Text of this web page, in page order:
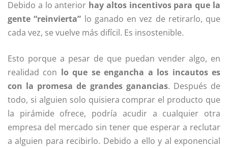
Debido a lo anterior hay altos incentivos para que la
gente “reinvierta” lo ganado en vez de retirarlo, que
cada vez, se vuelve más difícil. Es insostenible.
Esto porque a pesar de que puedan vender algo, en
realidad con lo que se engancha a los incautos es
con la promesa de grandes ganancias. Después de
todo, si alguien solo quisiera comprar el producto que
la pirámide ofrece, podría acudir a cualquier otra
empresa del mercado sin tener que esperar a reclutar
a alguien para recibirlo. Debido a ello y al exponencial